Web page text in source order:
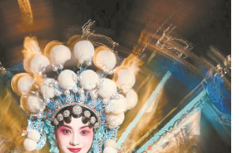
视频 图片
中央文件 金融 汽车
人居 信息化 数字经济
乡村振兴 银龄 溯源中国